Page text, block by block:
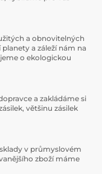
a obnovitelných
a záleží nám na
o ekologickou
a zakládáme si
většinu zásilek
v průmyslovém
zboží máme